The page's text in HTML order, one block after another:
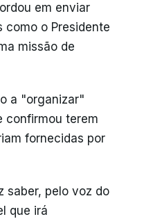
em enviar
como o Presidente
missão de
a "organizar"
confirmou terem
fornecidas por
saber, pelo voz do
que irá